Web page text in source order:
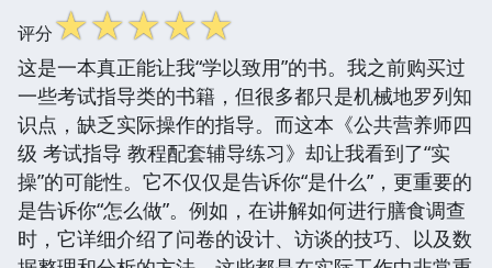
评分☆☆☆☆☆
这是一本真正能让我“学以致用”的书。我之前购买过
一些考试指导类的书籍，但很多都只是机械地罗列知
识点，缺乏实际操作的指导。而这本《公共营养师四
级 考试指导 教程配套辅导练习》却让我看到了“实
操”的可能性。它不仅仅是告诉你“是什么”，更重要的
是告诉你“怎么做”。例如，在讲解如何进行膳食调查
时，它详细介绍了问卷的设计、访谈的技巧、以及数